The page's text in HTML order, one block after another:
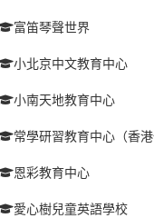
富笛琴聲世界
小北京中文教育中心
小南天地教育中心
常學研習教育中心（香港
恩彩教育中心
愛心樹兒童英語學校